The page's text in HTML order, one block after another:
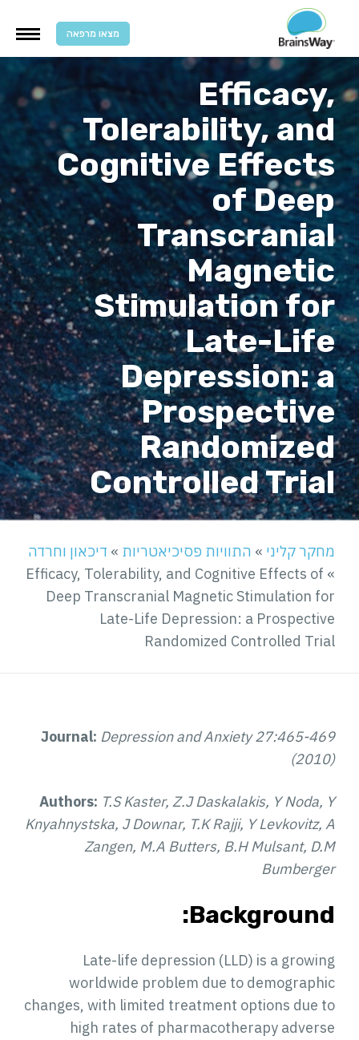
מצאו מרפאה
Efficacy,
Tolerability, and
Cognitive Effects
of Deep
Transcranial
Magnetic
Stimulation for
Late-Life
Depression: a
Prospective
Randomized
Controlled Trial
מחקר קליני » התוויות פסיכיאטריות » דיכאון וחרדה
»
Efficacy, Tolerability, and Cognitive Effects of
Deep Transcranial Magnetic Stimulation for
Late-Life Depression: a Prospective
Randomized Controlled Trial
Journal: Depression and Anxiety 27:465-469
(2010)
Authors: T.S Kaster, Z.J Daskalakis, Y Noda, Y
Knyahnystska, J Downar, T.K Rajji, Y Levkovitz, A
Zangen, M.A Butters, B.H Mulsant, D.M
Bumberger
Background:
Late-life depression (LLD) is a growing
worldwide problem due to demographic
changes, with limited treatment options due to
high rates of pharmacotherapy adverse